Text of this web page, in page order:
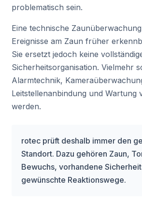
problematisch sein.
Eine technische
Ereignisse am Zaun früher
Sie ersetzt jedoch keine
Sicherheitsorganisation. Vielmehr
Alarmtechnik,
Leitstellenanbindung und Wartung
werden.
rotec prüft deshalb immer den
Standort. Dazu gehören Zaun,
Bewuchs, vorhandene
gewünschte Reaktionswege.